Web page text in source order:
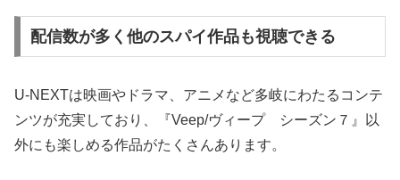
配信数が多く他のスパイ作品も視聴できる
U-NEXTは映画やドラマ、アニメなど多岐にわたるコンテ
ンツが充実しており、『Veep/ヴィープ シーズン７』以
外にも楽しめる作品がたくさんあります。